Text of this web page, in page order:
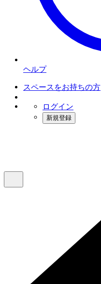
ヘルプ
スペースをお持ちの方
ログイン
新規登録